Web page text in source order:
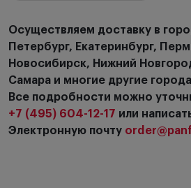
Осуществляем доставку в
Петербург, Екатеринбург,
Новосибирск, Нижний
Самара и многие другие
Все подробности можно
+7 (495) 604-12-17 или
Электронную почту